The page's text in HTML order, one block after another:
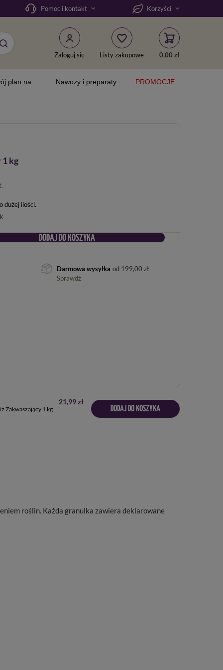
Pomoc i kontakt Korzyści
Zaloguj się Listy zakupowe 0,00 zł
plan na... Nawozy i preparaty PROMOCJE
kg
dużej ilości
DODAJ DO KOSZYKA
Darmowa wysyłka od 199,00 zł
Sprawdź
Zakwaszający 1 kg
21,99 zł
DODAJ DO KOSZYKA
roślin. Każda granulka zawiera deklarowane